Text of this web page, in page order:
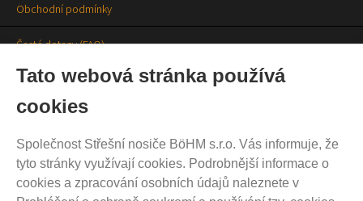
Tato webová stránka používá
cookies
Společnost Střešní nosiče BöHM s.r.o. Vás informuje, že
tyto stránky využívají cookies. Podrobnější informace o
cookies a zpracování osobních údajů naleznete v
Obchodní podmínky
Časté dotazy (FAQ)
Prodejny
Aktuality
Kontakty
Ochrana soukromí